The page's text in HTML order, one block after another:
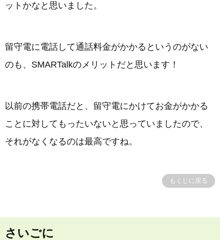
ットかなと思いました。
留守電に電話して通話料金がかかるというのがない
のも、SMARTalkのメリットだと思います！
以前の携帯電話だと、留守電にかけてお金がかかる
ことに対してもったいないと思っていましたので、
それがなくなるのは最高ですね。
もくじに戻る
さいごに